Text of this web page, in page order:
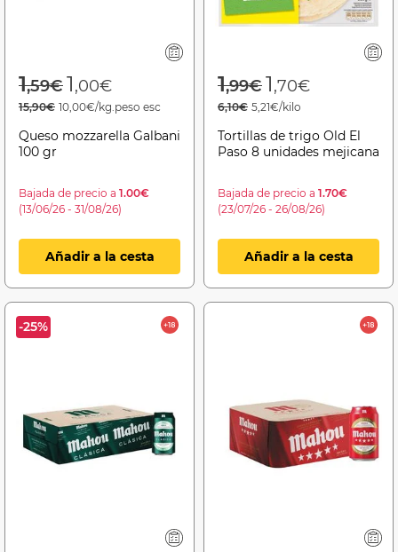
Price reduced from
1,59€to
1,00€
15,90€ 10,00€/kg.peso esc
Queso mozzarella Galbani
100 gr
Bajada de precio a 1.00€
(13/06/26 - 31/08/26)
Añadir a la cesta
Price reduced
1,99€to
1,70€
6,10€ 5,21€/kilo
Tortillas de trigo Old El
Paso 8 unidades mejicana
Bajada de precio a 1.70€
(23/07/26 - 26/08/26)
Añadir a la cesta
-25%